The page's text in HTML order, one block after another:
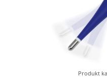
Produkt